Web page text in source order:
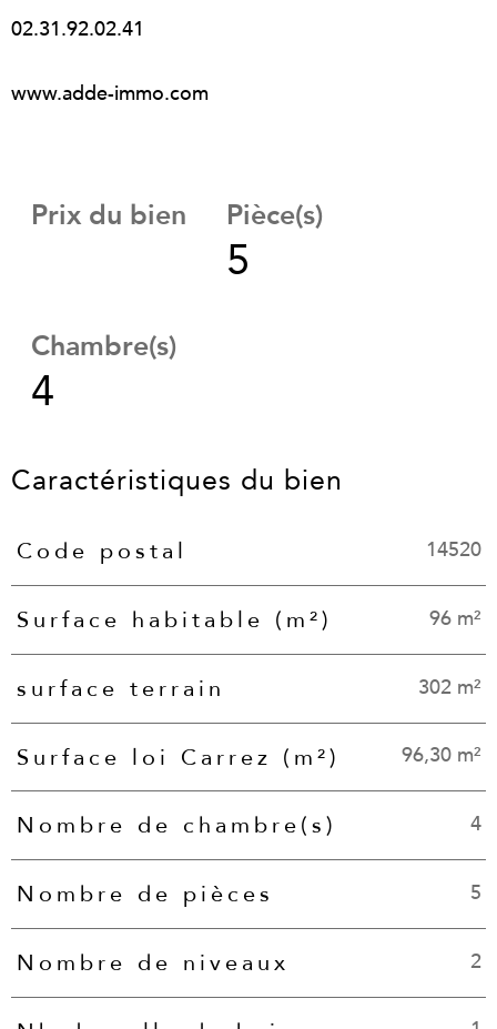
02.31.92.02.41
www.adde-immo.com
Prix du bien Pièce(s)
5
Chambre(s)
4
Caractéristiques du bien
Caractéristiques Valeurs
Code postal 14520
Surface habitable (m²) 96 m²
surface terrain 302 m²
Surface loi Carrez (m²) 96,30 m²
Nombre de chambre(s) 4
Nombre de pièces 5
Nombre de niveaux 2